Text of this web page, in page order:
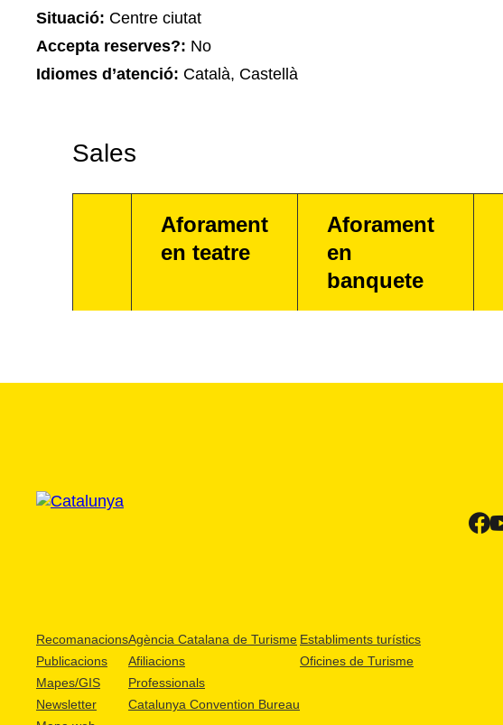
Situació: Centre ciutat
Accepta reserves?: No
Idiomes d’atenció: Català, Castellà
Sales
Aforament
en teatre
Aforament
en
banquete
Recomanacions
Publicacions
Mapes/GIS
Newsletter
Agència Catalana de Turisme
Afiliacions
Professionals
Catalunya Convention Bureau
Establiments turístics
Oficines de Turisme